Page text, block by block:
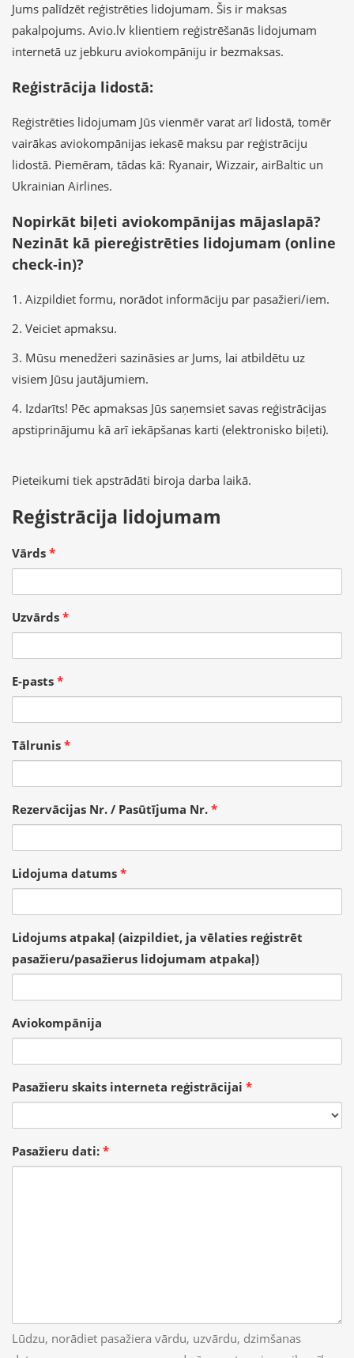
Jums palīdzēt reģistrēties lidojumam. Šis ir maksas
pakalpojums. Avio.lv klientiem reģistrēšanās lidojumam
internetā uz jebkuru aviokompāniju ir bezmaksas.
Reģistrācija lidostā:
Reģistrēties lidojumam Jūs vienmēr varat arī lidostā, tomēr
vairākas aviokompānijas iekasē maksu par reģistrāciju
lidostā. Piemēram, tādas kā: Ryanair, Wizzair, airBaltic un
Ukrainian Airlines.
Nopirkāt biļeti aviokompānijas mājaslapā?
Nezināt kā piereģistrēties lidojumam (online
check-in)?
1. Aizpildiet formu, norādot informāciju par pasažieri/iem.
2. Veiciet apmaksu.
3. Mūsu menedžeri sazināsies ar Jums, lai atbildētu uz
visiem Jūsu jautājumiem.
4. Izdarīts! Pēc apmaksas Jūs saņemsiet savas reģistrācijas
apstiprinājumu kā arī iekāpšanas karti (elektronisko biļeti).
Pieteikumi tiek apstrādāti biroja darba laikā.
Reģistrācija lidojumam
Vārds *
Uzvārds *
E-pasts *
Tālrunis *
Rezervācijas Nr. / Pasūtījuma Nr. *
Lidojuma datums *
Lidojums atpakaļ (aizpildiet, ja vēlaties reģistrēt
pasažieru/pasažierus lidojumam atpakaļ)
Aviokompānija
Pasažieru skaits interneta reģistrācijai *
Pasažieru dati: *
Lūdzu, norādiet pasažiera vārdu, uzvārdu, dzimšanas